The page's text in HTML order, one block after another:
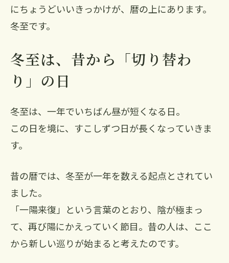
にちょうどいいきっかけが、暦の上にあります。
冬至です。
冬至は、昔から「切り替わ
り」の日
冬至は、一年でいちばん昼が短くなる日。
この日を境に、すこしずつ日が長くなっていきま
す。
昔の暦では、冬至が一年を数える起点とされてい
ました。
「一陽来復」という言葉のとおり、陰が極まっ
て、再び陽にかえっていく節目。昔の人は、ここ
から新しい巡りが始まると考えたのです。